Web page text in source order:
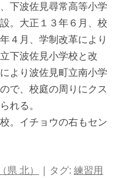
下波佐見尋常高等小学
。大正１３年６月、校
４月、学制改革により
下波佐見小学校と改
より波佐見町立南小学
で、校庭の周りにクス
れる。
。イチョウの右もセン
北） | タグ: 練習用